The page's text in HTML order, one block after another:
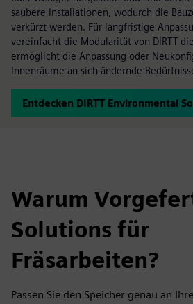
saubere Installationen, wodurch die
verkürzt werden. Für langfristige
vereinfacht die Modularität von DIRTT
ermöglicht die Anpassung oder
Innenräume an sich ändernde
Entdecken DIRTT Environmental
Warum
Solutions für
Fräsarbeiten?
Passen Sie den Speicher genau an